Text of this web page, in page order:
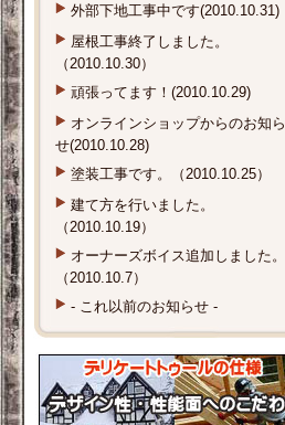
外部下地工事中です(2010.10.31)
屋根工事終了しました。
（2010.10.30）
頑張ってます！(2010.10.29)
オンラインショップからのお知ら
せ(2010.10.28)
塗装工事です。（2010.10.25）
建て方を行いました。
（2010.10.19）
オーナーズボイス追加しました。
（2010.10.7）
- これ以前のお知らせ -